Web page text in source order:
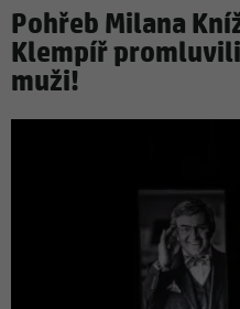
Pohřeb Milana
Klempíř
muži!